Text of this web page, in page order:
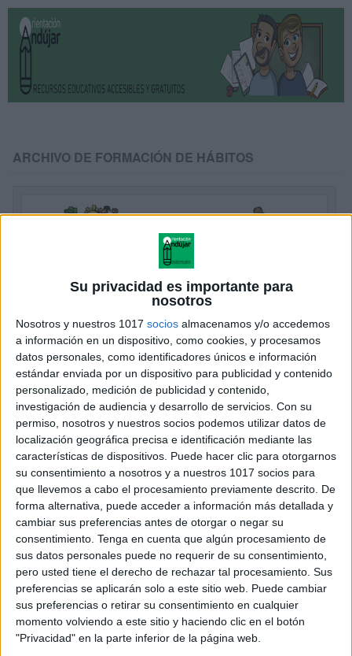
Su privacidad es importante para
nosotros
Nosotros y nuestros 1017 socios almacenamos y/o accedemos
a información en un dispositivo, como cookies, y procesamos
datos personales, como identificadores únicos e información
estándar enviada por un dispositivo para publicidad y contenido
personalizado, medición de publicidad y contenido,
investigación de audiencia y desarrollo de servicios. Con su
permiso, nosotros y nuestros socios podemos utilizar datos de
localización geográfica precisa e identificación mediante las
características de dispositivos. Puede hacer clic para otorgarnos
su consentimiento a nosotros y a nuestros 1017 socios para
que llevemos a cabo el procesamiento previamente descrito. De
forma alternativa, puede acceder a información más detallada y
cambiar sus preferencias antes de otorgar o negar su
consentimiento. Tenga en cuenta que algún procesamiento de
sus datos personales puede no requerir de su consentimiento,
pero usted tiene el derecho de rechazar tal procesamiento. Sus
preferencias se aplicarán solo a este sitio web. Puede cambiar
sus preferencias o retirar su consentimiento en cualquier
momento volviendo a este sitio y haciendo clic en el botón
"Privacidad" en la parte inferior de la página web.
ARCHIVO DE FORMACIÓN DE HÁBITOS
Calendario buenas acciones y hábitos
junio 2024
Publicado el 29 mayo, 2024
Fomentar hábitos positivos y buenas acciones en los
niños es fundamental para su desarrollo integral. En
Orientación Andujar, hemos diseñado un «Calendario
de Buenas Acciones y Hábitos para Junio 2024» […]
SEGUIR LEYENDO
Buscar